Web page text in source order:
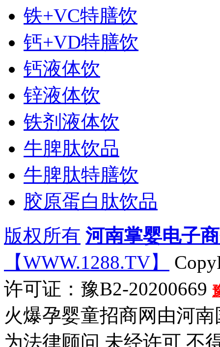
铁+VC特膳饮
钙+VD特膳饮
钙液体饮
锌液体饮
铁剂液体饮
牛脾肽饮品
牛脾肽特膳饮
胶原蛋白肽饮品
版权所有 河南掌婴电子
【WWW.1288.TV】
许可证：豫B2-20200669
火爆孕婴童招商网由河
为法律顾问 未经许可 不